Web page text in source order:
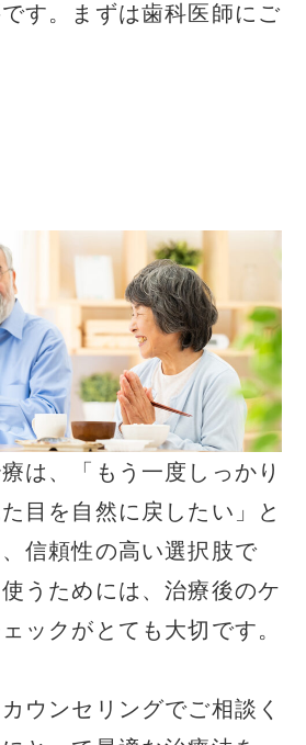
す。まずは歯科医師にご
は、「もう一度しっかり
目を自然に戻したい」と
信頼性の高い選択肢で
うためには、治療後のケ
ックがとても大切です。
ウンセリングでご相談く